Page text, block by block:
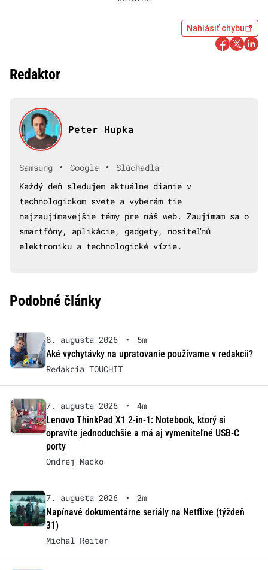
Nahlásiť chybu
Redaktor
Peter Hupka
Samsung • Google •
Slúchadlá
Každý deň sledujem aktuálne dianie v
technologickom svete a vyberám tie
najzaujímavejšie témy pre náš web. Zaujímam sa o
smartfóny, aplikácie, gadgety, nositeľnú
elektroniku a technologické vízie.
Podobné články
8. augusta 2026 •
5m
Aké vychytávky na upratovanie používame v redakcii?
Redakcia TOUCHIT
7. augusta 2026 •
4m
Lenovo ThinkPad X1 2-in-1: Notebook, ktorý si
opravíte jednoduchšie a má aj vymeniteľné USB-C
porty
Ondrej Macko
7. augusta 2026 •
2m
Napínavé dokumentárne seriály na Netflixe (týždeň
31)
Michal Reiter